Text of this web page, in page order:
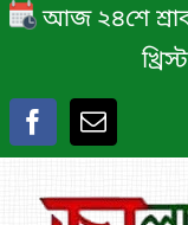
Skip
content
আজ ২৪শে